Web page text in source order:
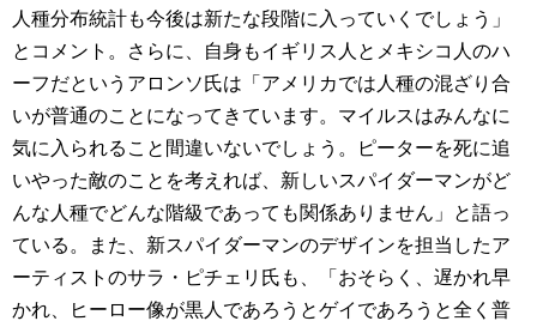
人種分布統計も今後は新たな段階に入っていくでしょう」
とコメント。さらに、自身もイギリス人とメキシコ人のハ
ーフだというアロンソ氏は「アメリカでは人種の混ざり合
いが普通のことになってきています。マイルスはみんなに
気に入られること間違いないでしょう。ピーターを死に追
いやった敵のことを考えれば、新しいスパイダーマンがど
んな人種でどんな階級であっても関係ありません」と語っ
ている。また、新スパイダーマンのデザインを担当したア
ーティストのサラ・ピチェリ氏も、「おそらく、遅かれ早
かれ、ヒーロー像が黒人であろうとゲイであろうと全く普